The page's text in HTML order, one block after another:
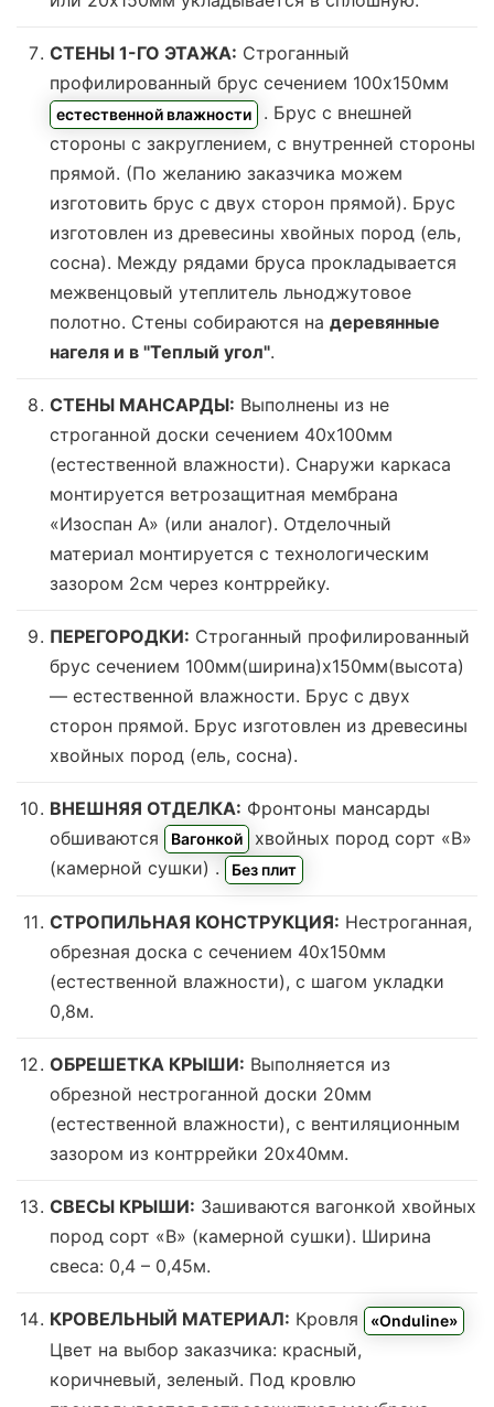
СТЕНЫ 1-ГО ЭТАЖА: Строганный
профилированный брус сечением 100х150мм
естественной влажности
. Брус с внешней
стороны с закруглением, с внутренней стороны
прямой. (По желанию заказчика можем
изготовить брус с двух сторон прямой). Брус
изготовлен из древесины хвойных пород (ель,
сосна). Между рядами бруса прокладывается
межвенцовый утеплитель льноджутовое
полотно. Стены собираются на деревянные
нагеля и в "Теплый угол".
СТЕНЫ МАНСАРДЫ: Выполнены из не
строганной доски сечением 40х100мм
(естественной влажности). Снаружи каркаса
монтируется ветрозащитная мембрана
«Изоспан А» (или аналог). Отделочный
материал монтируется с технологическим
зазором 2см через контррейку.
ПЕРЕГОРОДКИ: Строганный профилированный
брус сечением 100мм(ширина)x150мм(высота)
— естественной влажности. Брус с двух
сторон прямой. Брус изготовлен из древесины
хвойных пород (ель, сосна).
ВНЕШНЯЯ ОТДЕЛКА: Фронтоны мансарды
обшиваются
Вагонкой
хвойных пород сорт «В»
(камерной сушки) . Без плит
СТРОПИЛЬНАЯ КОНСТРУКЦИЯ: Нестроганная,
обрезная доска с сечением 40х150мм
(естественной влажности), с шагом укладки
0,8м.
ОБРЕШЕТКА КРЫШИ: Выполняется из
обрезной нестроганной доски 20мм
(естественной влажности), с вентиляционным
зазором из контррейки 20х40мм.
СВЕСЫ КРЫШИ: Зашиваются вагонкой хвойных
пород сорт «В» (камерной сушки). Ширина
свеса: 0,4 – 0,45м.
КРОВЕЛЬНЫЙ МАТЕРИАЛ: Кровля «Onduline»
Цвет на выбор заказчика: красный,
коричневый, зеленый. Под кровлю